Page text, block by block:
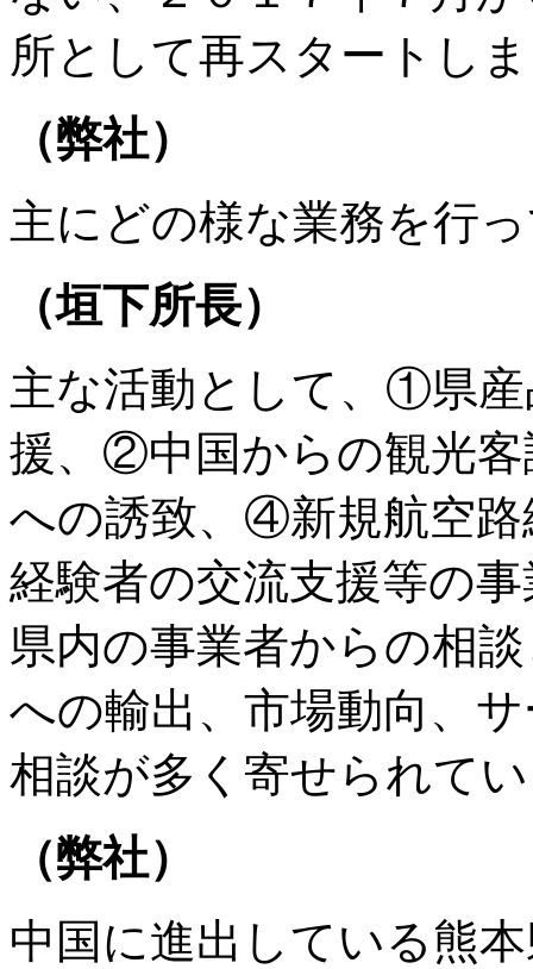
所として再スタートし
（弊社）
主にどの様な業務を行
（垣下所長）
主な活動として、①県
援、②中国からの観光
への誘致、④新規航空
経験者の交流支援等の
県内の事業者からの相
への輸出、市場動向、
相談が多く寄せられて
（弊社）
中国に進出している熊